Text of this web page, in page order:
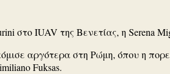
στο IUAV της Βενετίας, η Serena
αργότερα στη Ρώμη, όπου η
Fuksas.